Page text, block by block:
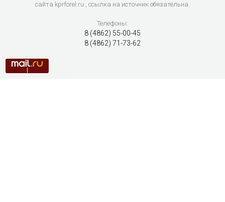
сайта kprforel.ru , ссылка на источник обязательна.
Телефоны:
8 (4862) 55-00-45
8 (4862) 71-73-62